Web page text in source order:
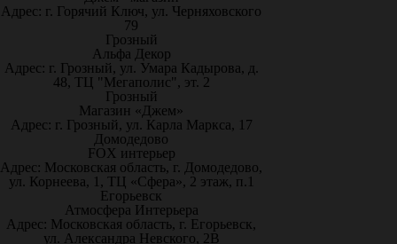
Адрес: г. Горячий Ключ, ул. Черняховского
79
Грозный
Альфа Декор
Адрес: г. Грозный, ул. Умара Кадырова, д.
48, ТЦ "Мегаполис", эт. 2
Грозный
Магазин «Джем»
Адрес: г. Грозный, ул. Карла Маркса, 17
Домодедово
FOX интерьер
Адрес: Московская область, г. Домодедово,
ул. Корнеева, 1, ТЦ «Сфера», 2 этаж, п.1
Егорьевск
Атмосфера Интерьера
Адрес: Московская область, г. Егорьевск,
ул. Александра Невского, 2В